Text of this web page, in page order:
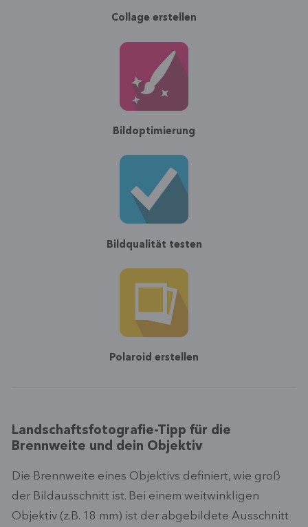
Collage erstellen
Bildoptimierung
Bildqualität testen
Polaroid erstellen
Landschaftsfotografie-Tipp für die
Brennweite und dein Objektiv
Die Brennweite eines Objektivs definiert, wie groß
der Bildausschnitt ist. Bei einem weitwinkligen
Objektiv (z.B. 18 mm) ist der abgebildete Ausschnitt